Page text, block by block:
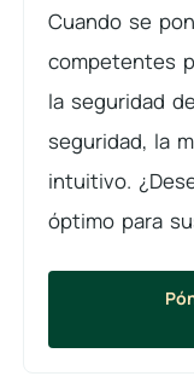
Cuando se
competentes
la seguridad
seguridad, la
intuitivo.
óptimo para